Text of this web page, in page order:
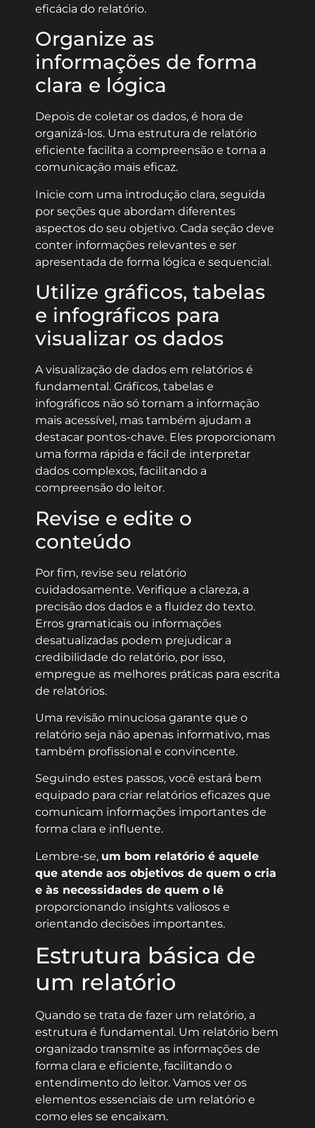
eficácia do relatório.
Organize as
informações de forma
clara e lógica
Depois de coletar os dados, é hora de
organizá-los. Uma estrutura de relatório
eficiente facilita a compreensão e torna a
comunicação mais eficaz.
Inicie com uma introdução clara, seguida
por seções que abordam diferentes
aspectos do seu objetivo. Cada seção deve
conter informações relevantes e ser
apresentada de forma lógica e sequencial.
Utilize gráficos, tabelas
e infográficos para
visualizar os dados
A visualização de dados em relatórios é
fundamental. Gráficos, tabelas e
infográficos não só tornam a informação
mais acessível, mas também ajudam a
destacar pontos-chave. Eles proporcionam
uma forma rápida e fácil de interpretar
dados complexos, facilitando a
compreensão do leitor.
Revise e edite o
conteúdo
Por fim, revise seu relatório
cuidadosamente. Verifique a clareza, a
precisão dos dados e a fluidez do texto.
Erros gramaticais ou informações
desatualizadas podem prejudicar a
credibilidade do relatório, por isso,
empregue as melhores práticas para escrita
de relatórios.
Uma revisão minuciosa garante que o
relatório seja não apenas informativo, mas
também profissional e convincente.
Seguindo estes passos, você estará bem
equipado para criar relatórios eficazes que
comunicam informações importantes de
forma clara e influente.
Lembre-se, um bom relatório é aquele
que atende aos objetivos de quem o cria
e às necessidades de quem o lê
proporcionando insights valiosos e
orientando decisões importantes.
Estrutura básica de
um relatório
Quando se trata de fazer um relatório, a
estrutura é fundamental. Um relatório bem
organizado transmite as informações de
forma clara e eficiente, facilitando o
entendimento do leitor. Vamos ver os
elementos essenciais de um relatório e
como eles se encaixam.